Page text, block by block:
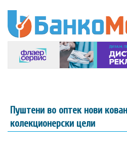
Пуштени во оптек нови
колекционерски цели